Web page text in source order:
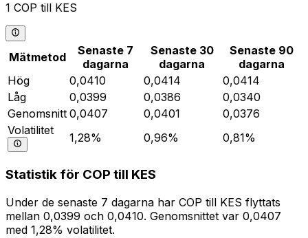
1 COP till KES
Mätmetod
Senaste 7
dagarna
Senaste 30
dagarna
Senaste 90
dagarna
Hög
0,0410 0,0414
0,0414
Låg
0,0399 0,0386
0,0340
Genomsnitt 0,0407 0,0401
0,0376
Volatilitet
1,28% 0,96% 0,81%
Statistik för COP till KES
Under de senaste 7 dagarna har COP till KES flyttats
mellan 0,0399 och 0,0410. Genomsnittet var 0,0407
med 1,28% volatilitet.